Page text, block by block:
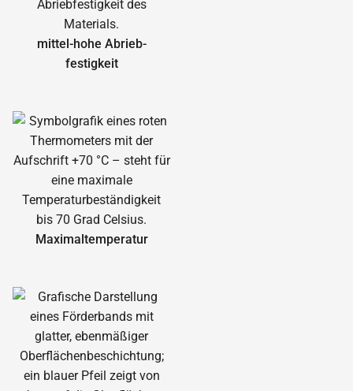
mittel-hohe Abrieb­
festigkeit
Maximal­temperatur